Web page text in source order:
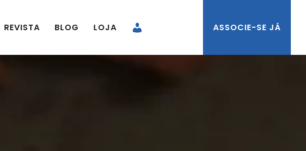
REVISTA BLOG LOJA ASSOCIE-SE JÁ